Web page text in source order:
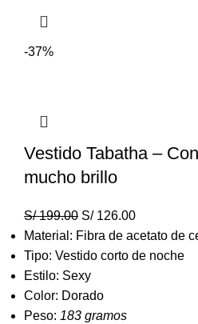
-37%
Vestido Tabatha –
mucho brillo
S/199.00 S/126.00
Material: Fibra de acetato de
Tipo: Vestido corto de noche
Estilo: Sexy
Color: Dorado
Peso: 183 gramos